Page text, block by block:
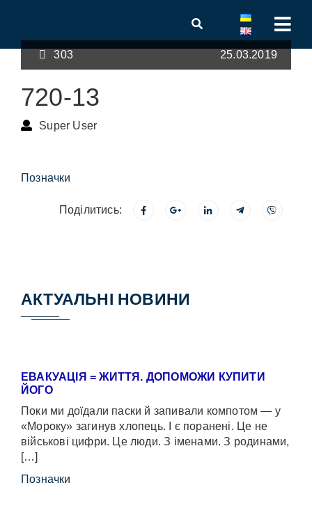
303 25.03.2019
720-13
Super User
Позначки
Поділитись:
АКТУАЛЬНІ НОВИНИ
ЕВАКУАЦІЯ = ЖИТТЯ. ДОПОМОЖИ КУПИТИ
ЙОГО
Поки ми доїдали паски й запивали компотом — у
«Мороку» загинув хлопець. І є поранені. Це не
військові цифри. Це люди. З іменами. З родинами,
[…]
Позначки